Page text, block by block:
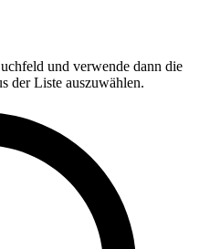
und verwende dann die
der Liste auszuwählen.